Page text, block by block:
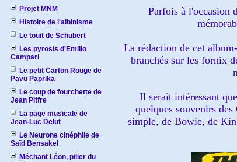
Projet MNM
Histoire de l'albinisme
Le touit de Schubert
Les pyrosis d'Emilio
Campari
Le petit Carton Rouge de
Pavu Paprika
Le coup de fourchette de
Jean Piffre
La page musicale de
Jean-Luc Delut
Le Neurone cinéphile de
Saïd Bensakel
Méchant Léon, pilier du
Parfois à l'occasion
La rédaction de cet
branchés sur les fornix
Il serait intéressant
quelques souvenirs
simple, de Bowie, de